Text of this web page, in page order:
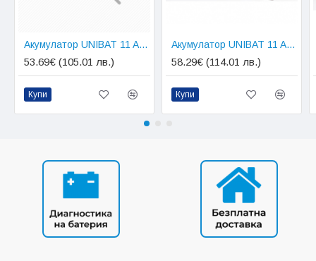
захранване и дълъг живот.
Това е от съществено значение за безпроблемното каране
и наслаждаване на мотоциклетните приключения.
Акумулатор UNIBAT 11 AH, CT12B-BS
53.69€ (105.01 лв.)
Купи
Акумулатор UNIBAT 11 AH, CTZ12S-BS
58.29€ (114.01 лв.)
Купи